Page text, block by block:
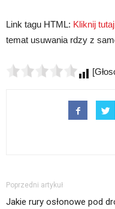
Link tagu HTML: Kliknij tutaj
temat usuwania rdzy z
Poprzedni artykuł
Jakie rury osłonowe pod